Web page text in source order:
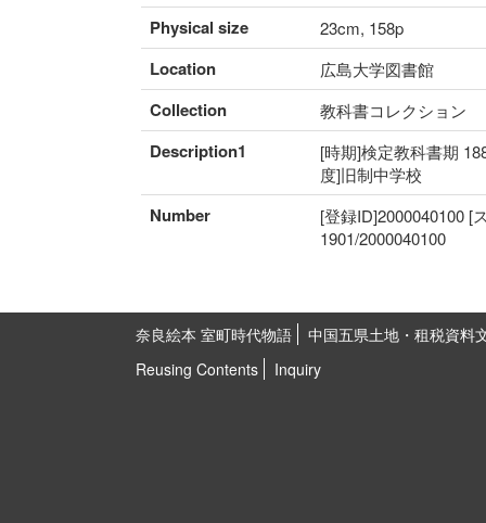
Physical size 23cm, 158p
Location 広島大学図書館
Collection 教科書コレクション
Description1
[時期]検定教科書期
度]旧制中学校
Number
[登録ID]2000040100 [
1901/2000040100
奈良絵本 室町時代物語
中国五県土地・租税資料
Reusing Contents
Inquiry